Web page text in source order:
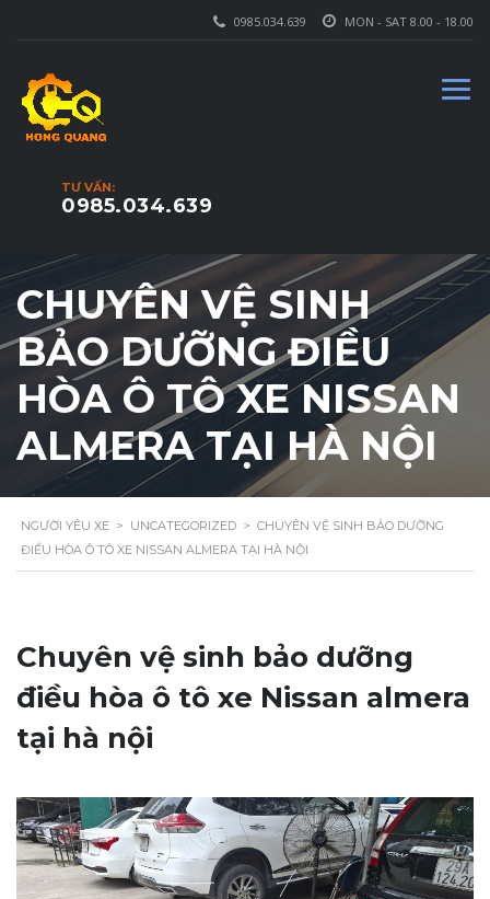
MON - SAT 8.00 - 18.00
0985.034.639
TƯ VẤN:
0985.034.639
CHUYÊN VỆ SINH
BẢO DƯỠNG ĐIỀU
HÒA Ô TÔ XE NISSAN
ALMERA TẠI HÀ NỘI
NGƯỜI YÊU XE > UNCATEGORIZED > CHUYÊN VỆ SINH BẢO DƯỠNG
ĐIỀU HÒA Ô TÔ XE NISSAN ALMERA TẠI HÀ NỘI
Chuyên vệ sinh bảo dưỡng
điều hòa ô tô xe Nissan almera
tại hà nội